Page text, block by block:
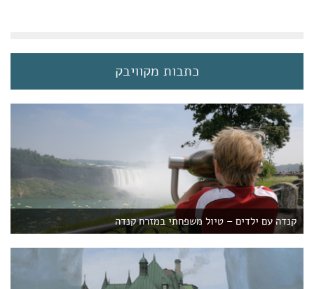
כתבות מקוויבק
קנדה עם ילדים – טיול משפחתי במזרח קנדה